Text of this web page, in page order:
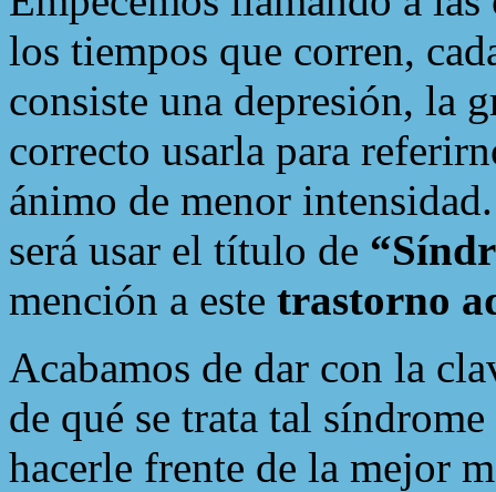
los tiempos que corren,
consiste una depresión, la
correcto usarla para
ánimo de menor
será usar el título de
mención a este trastorno
Acabamos de dar con la
de qué se trata tal
hacerle frente de la mejor